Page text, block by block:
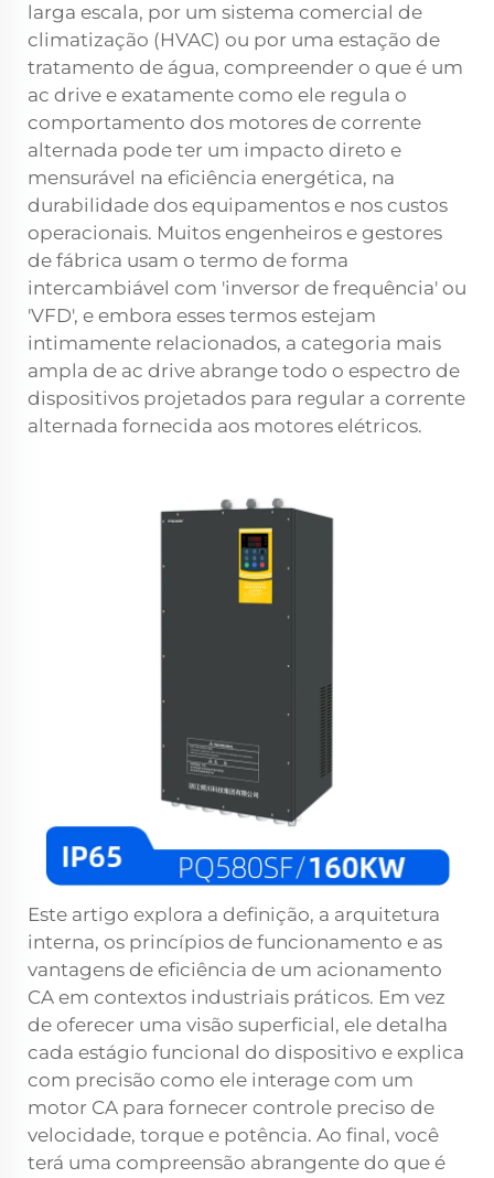
larga escala, por um sistema comercial de
climatização (HVAC) ou por uma estação de
tratamento de água, compreender o que é um
ac drive e exatamente como ele regula o
comportamento dos motores de corrente
alternada pode ter um impacto direto e
mensurável na eficiência energética, na
durabilidade dos equipamentos e nos custos
operacionais. Muitos engenheiros e gestores
de fábrica usam o termo de forma
intercambiável com 'inversor de frequência' ou
'VFD', e embora esses termos estejam
intimamente relacionados, a categoria mais
ampla de ac drive abrange todo o espectro de
dispositivos projetados para regular a corrente
alternada fornecida aos motores elétricos.
Este artigo explora a definição, a arquitetura
interna, os princípios de funcionamento e as
vantagens de eficiência de um acionamento
CA em contextos industriais práticos. Em vez
de oferecer uma visão superficial, ele detalha
cada estágio funcional do dispositivo e explica
com precisão como ele interage com um
motor CA para fornecer controle preciso de
velocidade, torque e potência. Ao final, você
terá uma compreensão abrangente do que é